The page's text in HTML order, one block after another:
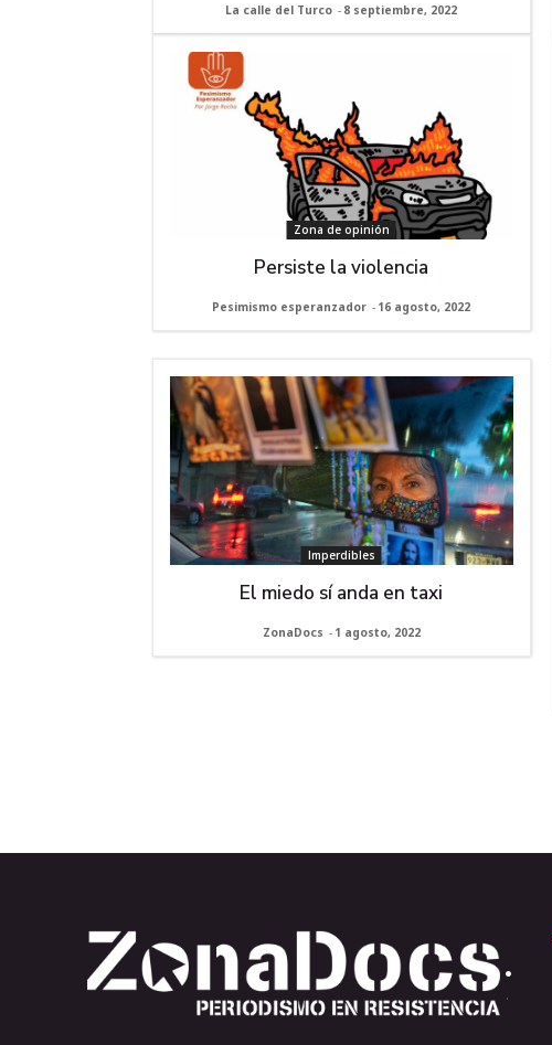
La calle del Turco - 8 septiembre, 2022
Zona de opinión
Persiste la violencia
Pesimismo esperanzador - 16 agosto, 2022
Imperdibles
El miedo sí anda en taxi
ZonaDocs - 1 agosto, 2022
.
.